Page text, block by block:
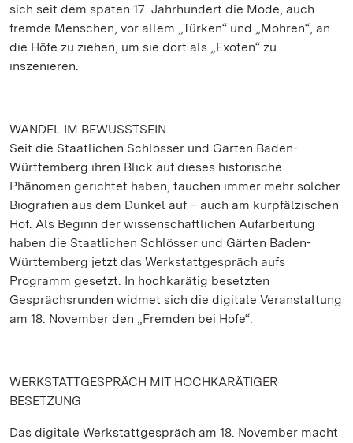
sich seit dem späten 17. Jahrhundert die Mode, auch
fremde Menschen, vor allem „Türken“ und „Mohren“, an
die Höfe zu ziehen, um sie dort als „Exoten“ zu
inszenieren.
WANDEL IM BEWUSSTSEIN
Seit die Staatlichen Schlösser und Gärten Baden-
Württemberg ihren Blick auf dieses historische
Phänomen gerichtet haben, tauchen immer mehr solcher
Biografien aus dem Dunkel auf – auch am kurpfälzischen
Hof. Als Beginn der wissenschaftlichen Aufarbeitung
haben die Staatlichen Schlösser und Gärten Baden-
Württemberg jetzt das Werkstattgespräch aufs
Programm gesetzt. In hochkarätig besetzten
Gesprächsrunden widmet sich die digitale Veranstaltung
am 18. November den „Fremden bei Hofe“.
WERKSTATTGESPRÄCH MIT HOCHKARÄTIGER
BESETZUNG
Das digitale Werkstattgespräch am 18. November macht